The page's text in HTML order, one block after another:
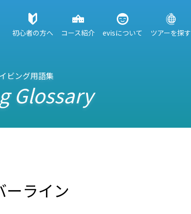
初心者の方へ コース紹介 evisについて ツアーを探す
ビング用語集
Glossary
ーライン